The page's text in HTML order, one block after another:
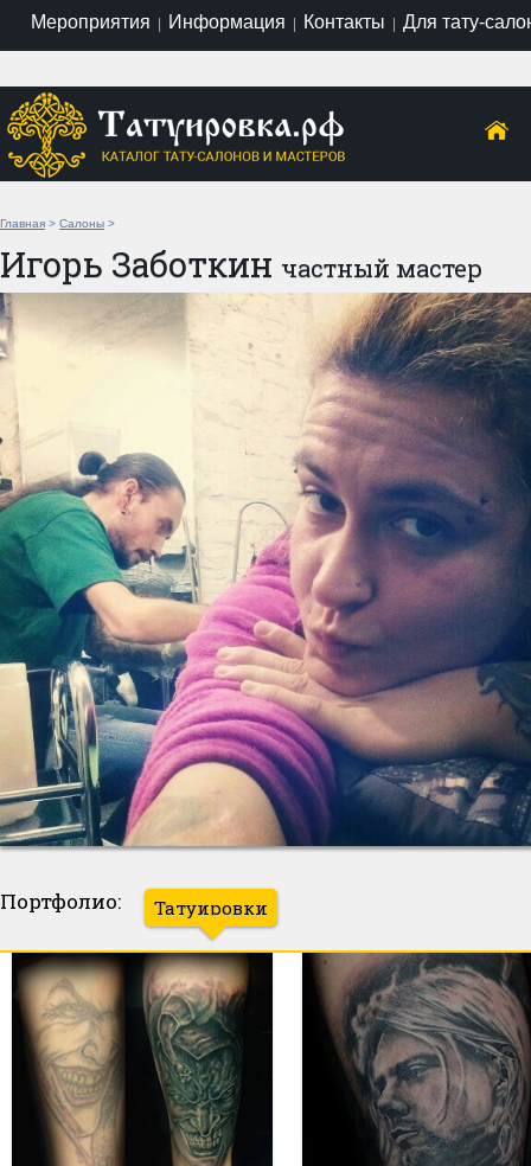
Мероприятия | Информация | Контакты | Для тату-
Главная > Салоны >
Игорь Заботкин частный мастер
Портфолио: Татуировки